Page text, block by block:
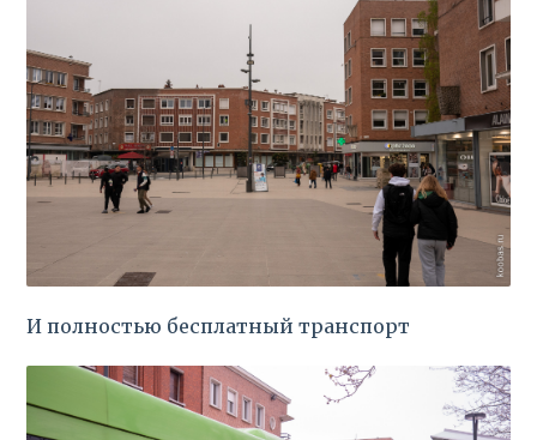
И полностью бесплатный транспорт